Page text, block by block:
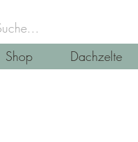
Shop Dachzelte